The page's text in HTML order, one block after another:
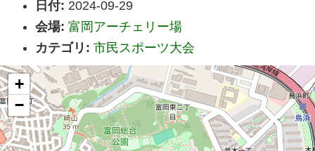
日付: 2024-09-29
会場: 富岡アーチェリー場
カテゴリ: 市民スポーツ大会
+
−